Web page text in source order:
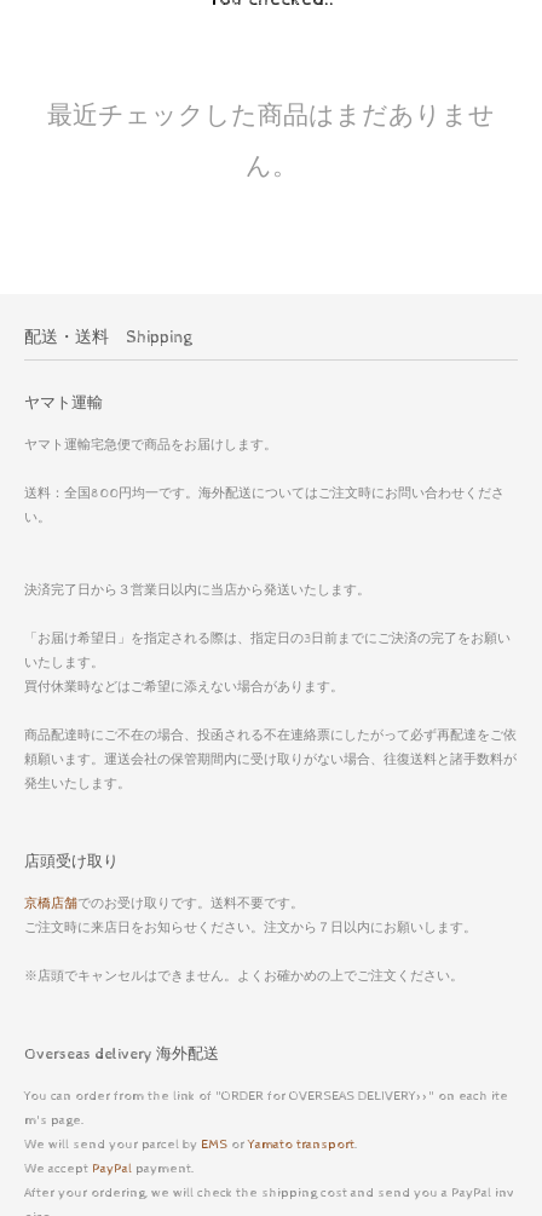
最近チェックした商品はまだありませ
ん。
配送・送料 Shipping
ヤマト運輸
ヤマト運輸宅急便で商品をお届けします。
送料：全国800円均一です。海外配送についてはご注文時にお問い合わせくださ
い。
決済完了日から３営業日以内に当店から発送いたします。
「お届け希望日」を指定される際は、指定日の3日前までにご決済の完了をお願い
いたします。
買付休業時などはご希望に添えない場合があります。
商品配達時にご不在の場合、投函される不在連絡票にしたがって必ず再配達をご依
頼願います。運送会社の保管期間内に受け取りがない場合、往復送料と諸手数料が
発生いたします。
店頭受け取り
京橋店舗でのお受け取りです。送料不要です。
ご注文時に来店日をお知らせください。注文から７日以内にお願いします。
※店頭でキャンセルはできません。よくお確かめの上でご注文ください。
Overseas delivery 海外配送
You can order from the link of "ORDER for OVERSEAS DELIVERY>>" on each ite
m's page.
We will send your parcel by EMS orYamato transport.
We accept PayPal payment.
After your ordering, we will check the shipping cost and send you a PayPal inv